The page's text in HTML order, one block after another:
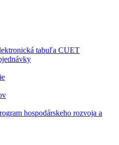
tabuľa CUET
hospodárskeho rozvoja a